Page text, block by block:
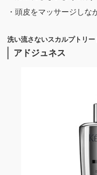
・頭皮をマッサージしな
洗い流さないスカルプトリー
アドジュネス